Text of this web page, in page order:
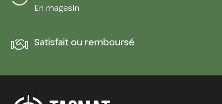
En magasin
Satisfait ou remboursé